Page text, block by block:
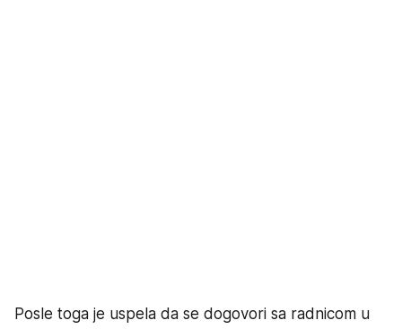
Posle toga je uspela da se dogovori sa radnicom u